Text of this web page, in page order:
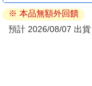
若非上列種類商
日）。